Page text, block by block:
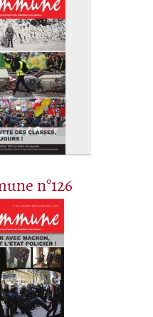
n°126